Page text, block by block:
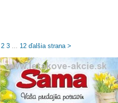
2 3 12 ďalšia strana >